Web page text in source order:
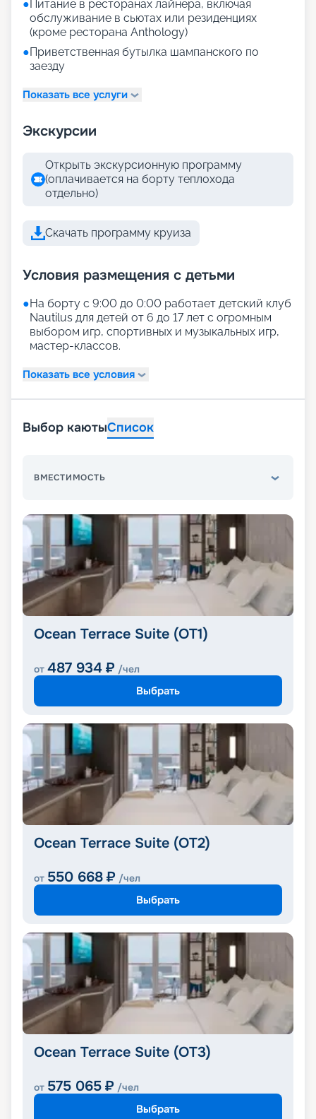
●Питание в ресторанах лайнера, включая
обслуживание в сьютах или резиденциях
(кроме ресторана Anthology)
●Приветственная бутылка шампанского по
заезду
Показать все услуги
Экскурсии
Открыть экскурсионную программу
(оплачивается на борту теплохода
отдельно)
Скачать программу круиза
Условия размещения с детьми
●На борту с 9:00 до 0:00 работает детский клуб
Nautilus для детей от 6 до 17 лет с огромным
выбором игр, спортивных и музыкальных игр,
мастер-классов.
Показать все условия
Выбор каютыСписок
ВМЕСТИМОСТЬ
Ocean Terrace Suite (OT1)
от 487 934 ₽ /чел
Выбрать
Ocean Terrace Suite (OT2)
от 550 668 ₽ /чел
Выбрать
Ocean Terrace Suite (OT3)
от 575 065 ₽ /чел
Выбрать